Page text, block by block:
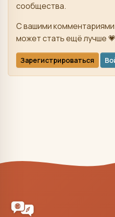
сообщества.
С вашими комментариями
может стать ещё лучше 💗
Зарегистрироваться